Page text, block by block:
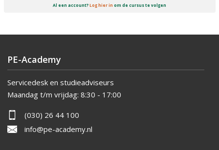
Al een account?Log hier in om de cursus te volgen
PE-Academy
Servicedesk en studieadviseurs
Maandag t/m vrijdag: 8:30 - 17:00
(030) 26 44 100
info@pe-academy.nl